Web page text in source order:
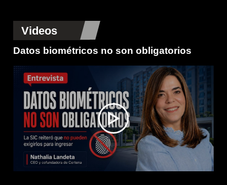
Videos
Datos biométricos no son obligatorios